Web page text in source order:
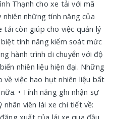
Thạnh cho xe tải với mã
những tính năng của
còn giúp cho việc quản lý
tính năng kiểm soát mức
hành trình di chuyển với độ
nhiên liệu hiện đại. Những
về việc hao hụt nhiên liệu bất
• Tính năng ghi nhận sự
viên lái xe chi tiết về: